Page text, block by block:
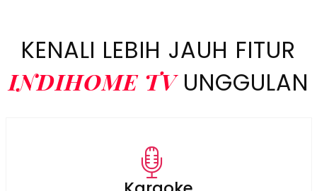
KENALI LEBIH JAUH FITUR
INDIHOME TVUNGGULAN